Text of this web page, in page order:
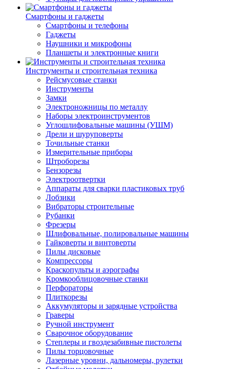
Смартфоны и гаджеты
Смартфоны и телефоны
Гаджеты
Наушники и микрофоны
Планшеты и электронные книги
Инструменты и строительная техника
Рейсмусовые станки
Инструменты
Замки
Электроножницы по металлу
Наборы электроинструментов
Углошлифовальные машины (УШМ)
Дрели и шуруповерты
Точильные станки
Измерительные приборы
Штроборезы
Бензорезы
Электроотвертки
Аппараты для сварки пластиковых труб
Лобзики
Вибраторы строительные
Рубанки
Фрезеры
Шлифовальные, полировальные машины
Гайковерты и винтоверты
Пилы дисковые
Компрессоры
Краскопульты и аэрографы
Кромкооблицовочные станки
Перфораторы
Плиткорезы
Аккумуляторы и зарядные устройства
Граверы
Ручной инструмент
Сварочное оборудование
Степлеры и гвоздезабивные пистолеты
Пилы торцовочные
Лазерные уровни, дальномеры, рулетки